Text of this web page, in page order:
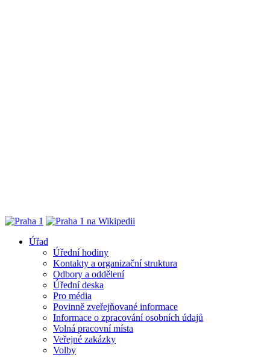
Úřad
Úřední hodiny
Kontakty a organizační struktura
Odbory a oddělení
Úřední deska
Pro média
Povinně zveřejňované informace
Informace o zpracování osobních údajů
Volná pracovní místa
Veřejné zakázky
Volby